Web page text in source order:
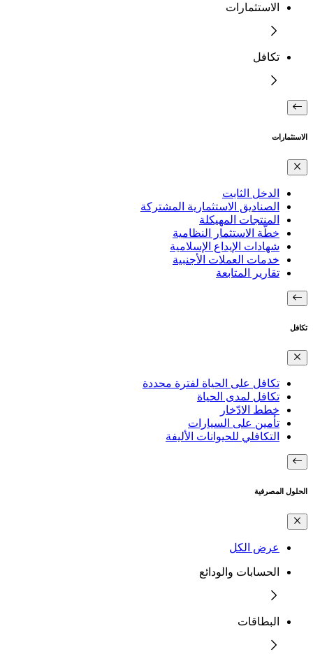
الاستثمارات
تكافل
الاستثمارات
الدخل الثابت
الصناديق الاستثمارية المشتركة
المنتجات المهيكلة
خطّة الاستثمار النظامية
شهادات الإيداع الإسلامية
خدمات العملات الأجنبية
تقارير المتابعة
تكافل
تكافل على الحياة لفترة محددة
تكافل لمدى الحياة
خطط الادّخار
تأمين على السيارات
التكافلي للحيوانات الأليفة
الحلول المصرفية
عرض الكل
الحسابات والودائع
البطاقات